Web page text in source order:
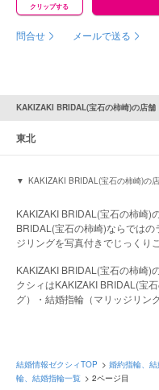
クリップする
問合せ メールで送る
KAKIZAKI BRIDAL(宝石の柿崎)の店舗
東北
KAKIZAKI BRIDAL(宝石の柿崎)の
KAKIZAKI BRIDAL(宝石の柿崎)
BRIDAL(宝石の柿崎)ならでは
ジリングを写真付きでじっくり
KAKIZAKI BRIDAL(宝石の柿崎)
クシィはKAKIZAKI BRIDAL(宝
グ）・結婚指輪（マリッジリン
結婚情報ゼクシィTOP 婚約指輪、
輪、結婚指輪一覧
2ページ目